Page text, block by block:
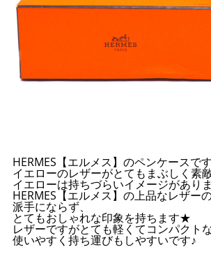
HERMES【エルメス】のペンケースです
イエローのレザーがとてもまぶしく素敵
イエローは持ちづらいイメージがありま
HERMES【エルメス】の上品なレザー
派手にならず、
とてもおしゃれな印象を持ちます★
レザーですがとても軽くてコンパクト
使いやすく持ち運びもしやすいです♪